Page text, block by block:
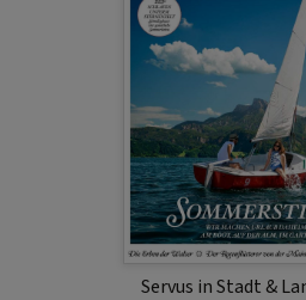
Servus in Stadt &